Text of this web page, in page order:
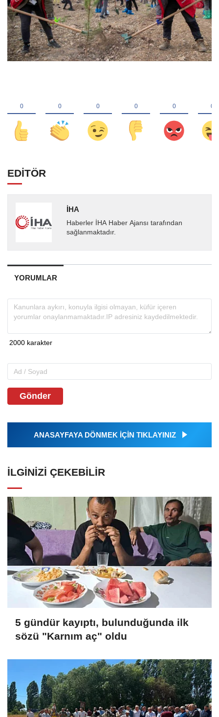
EDİTÖR
İHA
Haberler İHA Haber Ajansı tarafından
sağlanmaktadır.
YORUMLAR
Gönder
ANASAYFAYA DÖNMEK İÇİN TIKLAYINIZ
İLGINIZI ÇEKEBILIR
5 gündür kayıptı, bulunduğunda ilk
sözü "Karnım aç" oldu